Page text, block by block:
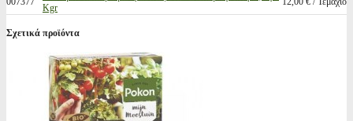
Kgr
Σχετικά προϊόντα